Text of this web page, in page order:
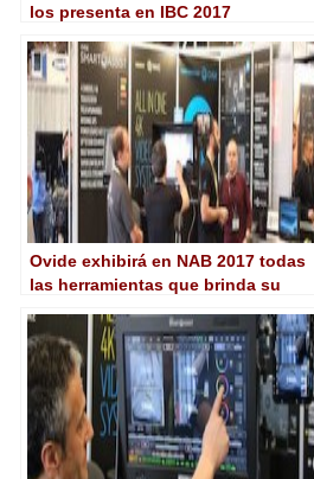
los presenta en IBC 2017
Ovide exhibirá en NAB 2017 todas
las herramientas que brinda su